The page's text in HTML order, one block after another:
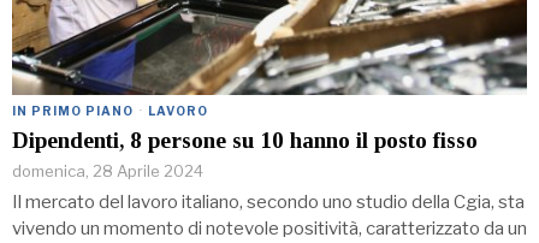
IN PRIMO PIANO · LAVORO
Dipendenti, 8 persone su 10 hanno il posto fisso
domenica, 28 Aprile 2024
Il mercato del lavoro italiano, secondo uno studio della Cgia, sta
vivendo un momento di notevole positività, caratterizzato da un